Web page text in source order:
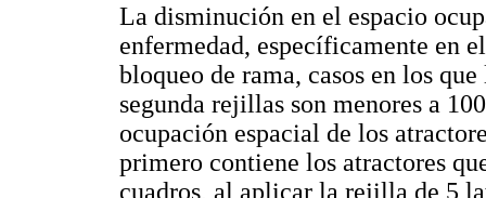
La disminución en el espacio
enfermedad, específicamente en
bloqueo de rama, casos en los
segunda rejillas son menores a
ocupación espacial de los
primero contiene los atractores
cuadros, al aplicar la rejilla de 5